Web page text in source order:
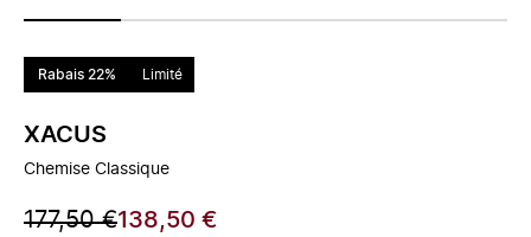
Rabais 22% Limité
XACUS
Chemise Classique
177,50 €138,50 €